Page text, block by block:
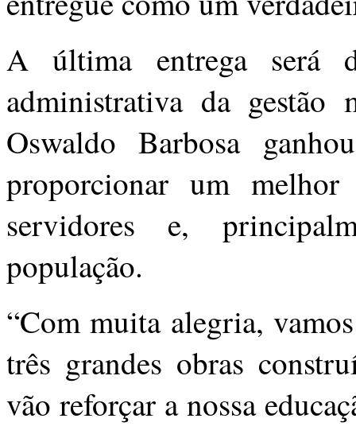
A última entrega será
administrativa da
Oswaldo Barbosa
proporcionar um
servidores e,
população.
“Com muita alegria,
três grandes obras
vão reforçar a nossa